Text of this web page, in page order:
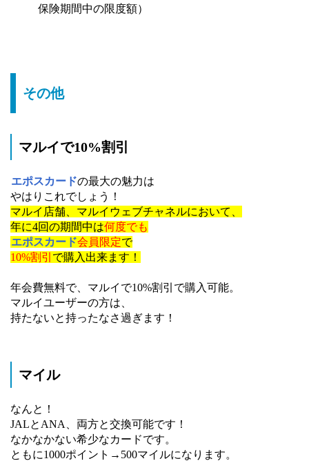
保険期間中の限度額）
その他
マルイで10%割引
エポスカードの最大の魅力は
やはりこれでしょう！
マルイ店舗、マルイウェブチャネルにおいて、
年に4回の期間中は何度でも
エポスカード会員限定で
10%割引 で購入出来ます！
年会費無料で、マルイで10%割引で購入可能。
マルイユーザーの方は、
持たないと持ったなさ過ぎます！
マイル
なんと！
JALとANA、両方と交換可能です！
なかなかない希少なカードです。
ともに1000ポイント→500マイルになります。